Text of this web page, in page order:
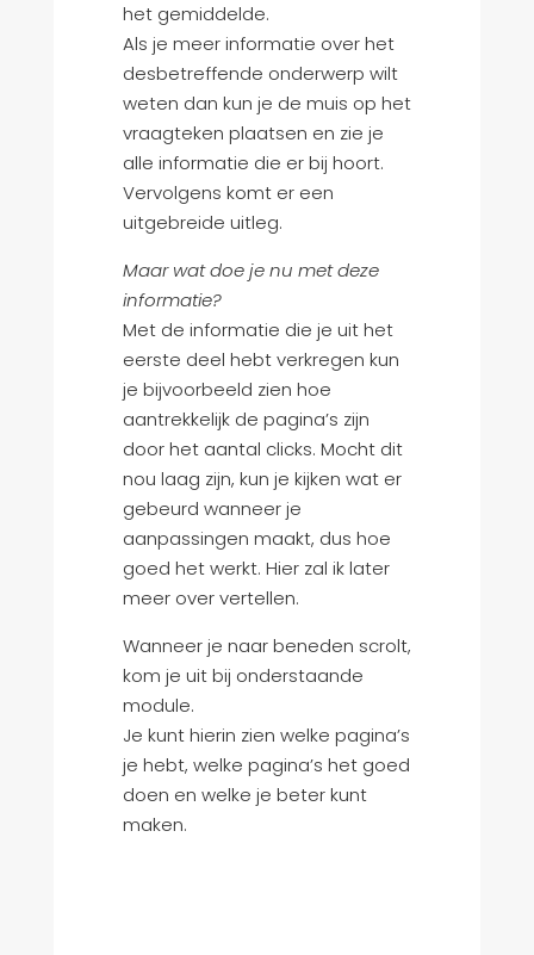
het gemiddelde.
Als je meer informatie over het
desbetreffende onderwerp wilt
weten dan kun je de muis op het
vraagteken plaatsen en zie je
alle informatie die er bij hoort.
Vervolgens komt er een
uitgebreide uitleg.
Maar wat doe je nu met deze
informatie?
Met de informatie die je uit het
eerste deel hebt verkregen kun
je bijvoorbeeld zien hoe
aantrekkelijk de pagina’s zijn
door het aantal clicks. Mocht dit
nou laag zijn, kun je kijken wat er
gebeurd wanneer je
aanpassingen maakt, dus hoe
goed het werkt. Hier zal ik later
meer over vertellen.
Wanneer je naar beneden scrolt,
kom je uit bij onderstaande
module.
Je kunt hierin zien welke pagina’s
je hebt, welke pagina’s het goed
doen en welke je beter kunt
maken.